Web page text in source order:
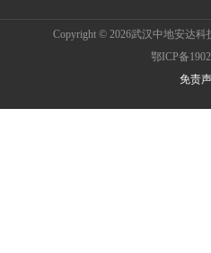
Copyright © 2026武汉中地安达科
鄂ICP备
免责